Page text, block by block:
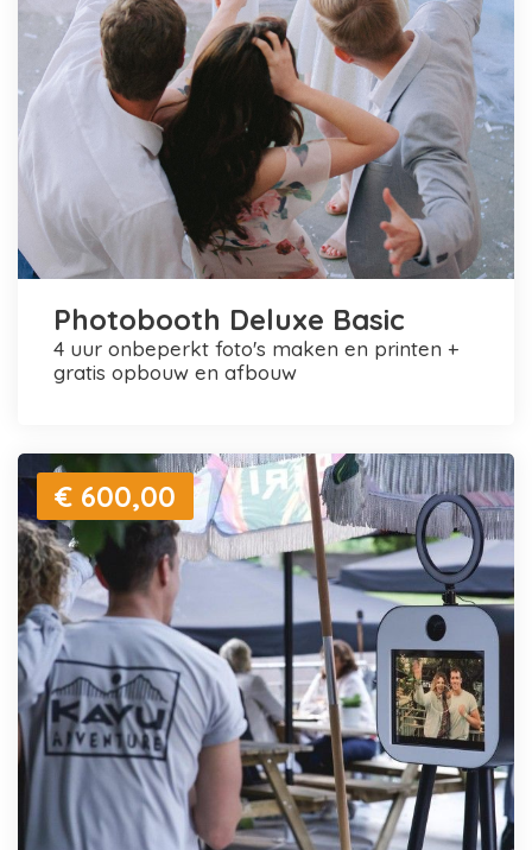
Photobooth Deluxe Basic
4 uur onbeperkt foto's maken en printen +
gratis opbouw en afbouw
€ 600,00